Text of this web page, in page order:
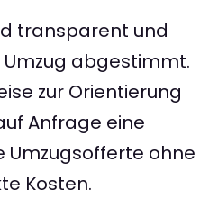
transparent und
abgestimmt.
zur Orientierung
Anfrage eine
ohne
Kosten.